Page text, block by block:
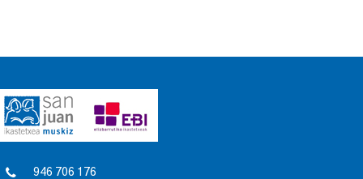
946 706 176